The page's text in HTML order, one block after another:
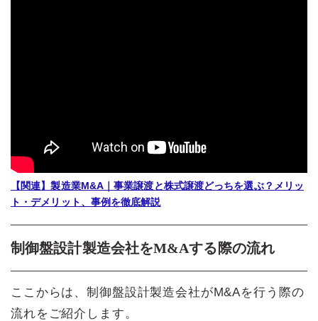
【関連】製造業M&A｜事業譲渡と株式譲渡どっちを選ぶ？メリッ
ト・デメリット、事例を徹底解説
制御盤設計製造会社をM&Aする際の流れ
ここからは、制御盤設計製造会社がM&Aを行う際の
流れをご紹介します。